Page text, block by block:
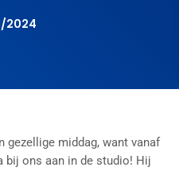
2024
gezellige middag, want vanaf
bij ons aan in de studio! Hij